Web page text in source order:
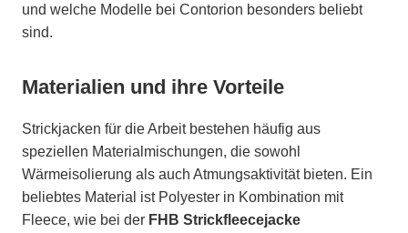
und welche Modelle bei Contorion besonders beliebt
sind.
Materialien und ihre Vorteile
Strickjacken für die Arbeit bestehen häufig aus
speziellen Materialmischungen, die sowohl
Wärmeisolierung als auch Atmungsaktivität bieten. Ein
beliebtes Material ist Polyester in Kombination mit
Fleece, wie bei der FHB Strickfleecejacke